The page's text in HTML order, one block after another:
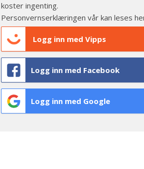
koster ingenting.
Personvernserklæringen vår kan leses
Logg inn med Vipps
Logg inn med Facebook
Logg inn med Google